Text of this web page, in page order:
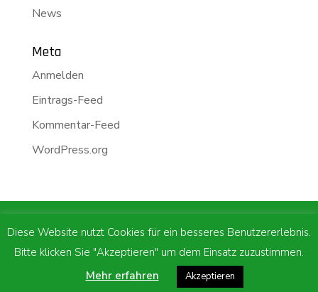
News
Meta
Anmelden
Eintrags-Feed
Kommentar-Feed
WordPress.org
6010 Kriens |041 312 10 30|
info@mpnetwork.ch |Impressum|
Datenschutzerklärung
Diese Website nutzt Cookies für ein besseres Benutzererlebnis.
Bitte klicken Sie "Akzeptieren" um dem Einsatz zuzustimmen.
Mehr erfahren
Akzeptieren